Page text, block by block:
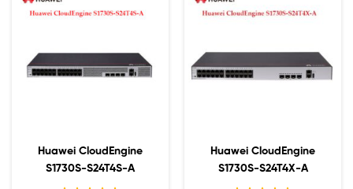
Huawei CloudEngine
S1730S-S24T4S-A
Huawei CloudEngine
S1730S-S24T4X-A